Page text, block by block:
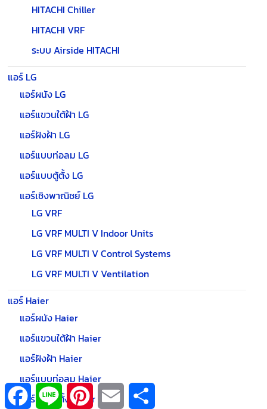
HITACHI Chiller
HITACHI VRF
ระบบ Airside HITACHI
แอร์ LG
แอร์ผนัง LG
แอร์แขวนใต้ฝ้า LG
แอร์ฝังฝ้า LG
แอร์แบบท่อลม LG
แอร์แบบตู้ตั้ง LG
แอร์เชิงพาณิชย์ LG
LG VRF
LG VRF MULTI V Indoor Units
LG VRF MULTI V Control Systems
LG VRF MULTI V Ventilation
แอร์ Haier
แอร์ผนัง Haier
แอร์แขวนใต้ฝ้า Haier
แอร์ฝังฝ้า Haier
แอร์แบบท่อลม Haier
แอร์แบบตู้ตั้ง Haier
a i
P
i
E